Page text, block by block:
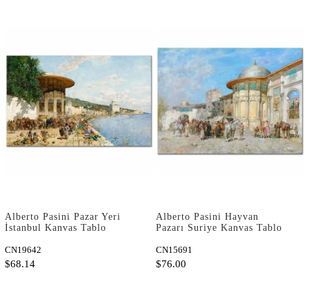
Alberto Pasini Pazar Yeri
İstanbul Kanvas Tablo
CN19642
$68.14
Alberto Pasini Hayvan
Pazarı Suriye Kanvas Tablo
CN15691
$76.00